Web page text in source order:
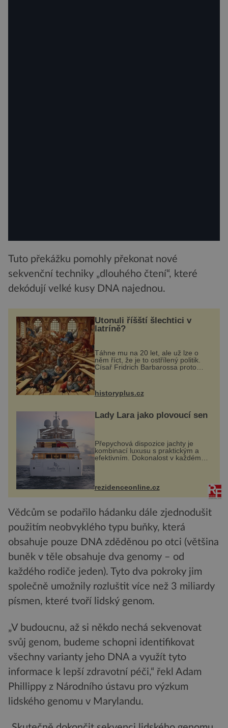
Tuto překážku pomohly překonat nové
sekvenční techniky „dlouhého čtení“, které
dekódují velké kusy DNA najednou.
Utonuli říšští šlechtici v
latríně?
Táhne mu na 20 let, ale už lze o
něm říct, že je to ostřílený politik.
Císař Fridrich Barbarossa proto
posílá svého syna a dědice
Jindřicha VI. do Erfurtu, aby se stal
prostředníkem při řešení sporu m...
historyplus.cz
Lady Lara jako plovoucí sen
Přepychová dispozice jachty je
kombinací luxusu s praktickým a
efektivním. Dokonalost v každém
detailu představuje značka Fendi
Casa, kterou byly vybaveny její
paluby. Monacký přístav nabízí
každoročn...
rezidenceonline.cz
Vědcům se podařilo hádanku dále zjednodušit
použitím neobvyklého typu buňky, která
obsahuje pouze DNA zděděnou po otci (většina
buněk v těle obsahuje dva genomy – od
každého rodiče jeden). Tyto dva pokroky jim
společně umožnily rozluštit více než 3 miliardy
písmen, které tvoří lidský genom.
„V budoucnu, až si někdo nechá sekvenovat
svůj genom, budeme schopni identifikovat
všechny varianty jeho DNA a využít tyto
informace k lepší zdravotní péči,“ řekl Adam
Phillippy z Národního ústavu pro výzkum
lidského genomu v Marylandu.